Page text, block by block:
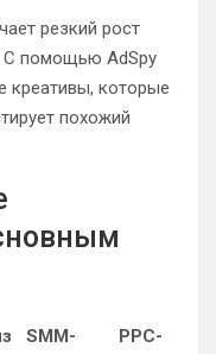
резкий рост
С помощью AdSpy
креативы, которые
похожий
SMM-
PPC-